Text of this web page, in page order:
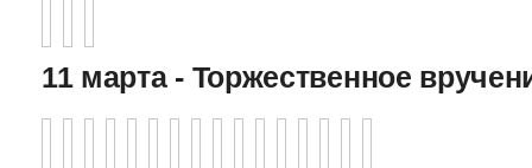
11 марта - Торжественное